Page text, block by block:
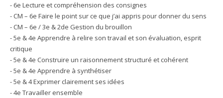
- 6e Lecture et compréhension des consignes
- CM – 6e Faire le point sur ce que j’ai appris pour donner du sens
- CM – 6e / 3e & 2de Gestion du brouillon
- 5e & 4e Apprendre à relire son travail et son évaluation, esprit
critique
- 5e & 4e Construire un raisonnement structuré et cohérent
- 5e & 4e Apprendre à synthétiser
- 5e & 4 Exprimer clairement ses idées
- 4e Travailler ensemble